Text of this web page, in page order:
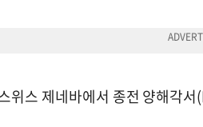
위스 제네바에서 종전 양해각